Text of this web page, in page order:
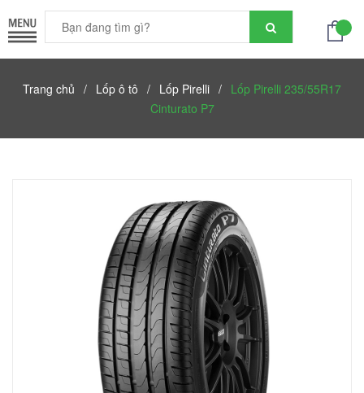
Trang chủ / Lốp ô tô / Lốp Pirelli / Lốp Pirelli 235/55R17
Cinturato P7